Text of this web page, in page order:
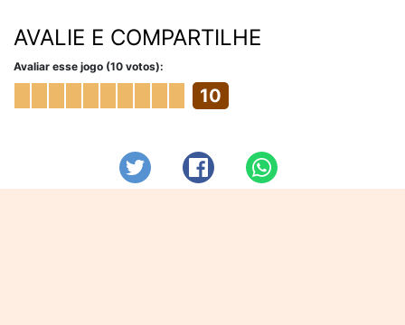
AVALIE E COMPARTILHE
Avaliar esse jogo (10 votos):
10